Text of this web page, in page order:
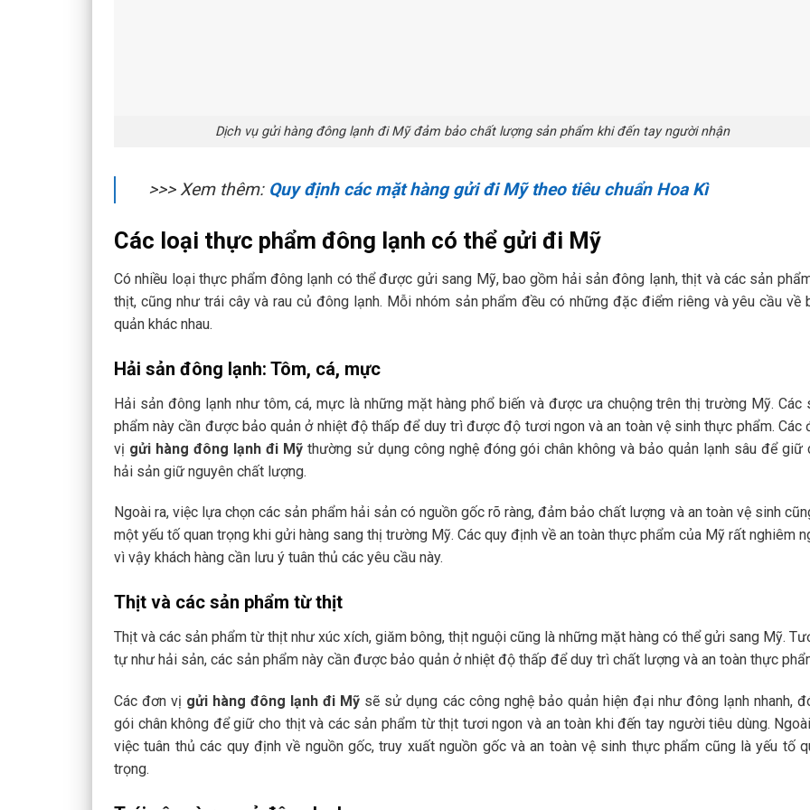
Dịch vụ gửi hàng đông lạnh đi Mỹ đảm bảo chất lượng sản phẩm khi đến tay người nhận
>>> Xem thêm: Quy định các mặt hàng gửi đi Mỹ theo tiêu chuẩn Hoa Kì
Các loại thực phẩm đông lạnh có thể gửi đi Mỹ
Có nhiều loại thực phẩm đông lạnh có thể được gửi sang Mỹ, bao gồm hải sản đông lạnh, thịt và các sản
thịt, cũng như trái cây và rau củ đông lạnh. Mỗi nhóm sản phẩm đều có những đặc điểm riêng và yêu cầu về
quản khác nhau.
Hải sản đông lạnh: Tôm, cá, mực
Hải sản đông lạnh như tôm, cá, mực là những mặt hàng phổ biến và được ưa chuộng trên thị trường Mỹ. Các
phẩm này cần được bảo quản ở nhiệt độ thấp để duy trì được độ tươi ngon và an toàn vệ sinh thực phẩm. Các
vị gửi hàng đông lạnh đi Mỹthường sử dụng công nghệ đóng gói chân không và bảo quản lạnh sâu để giữ
hải sản giữ nguyên chất lượng.
Ngoài ra, việc lựa chọn các sản phẩm hải sản có nguồn gốc rõ ràng, đảm bảo chất lượng và an toàn vệ sinh
một yếu tố quan trọng khi gửi hàng sang thị trường Mỹ. Các quy định về an toàn thực phẩm của Mỹ rất nghiêm
vì vậy khách hàng cần lưu ý tuân thủ các yêu cầu này.
Thịt và các sản phẩm từ thịt
Thịt và các sản phẩm từ thịt như xúc xích, giăm bông, thịt nguội cũng là những mặt hàng có thể gửi sang Mỹ.
tự như hải sản, các sản phẩm này cần được bảo quản ở nhiệt độ thấp để duy trì chất lượng và an toàn thực
Các đơn vị gửi hàng đông lạnh đi Mỹ sẽ sử dụng các công nghệ bảo quản hiện đại như đông lạnh nhanh,
gói chân không để giữ cho thịt và các sản phẩm từ thịt tươi ngon và an toàn khi đến tay người tiêu dùng.
việc tuân thủ các quy định về nguồn gốc, truy xuất nguồn gốc và an toàn vệ sinh thực phẩm cũng là yếu tố
trọng.